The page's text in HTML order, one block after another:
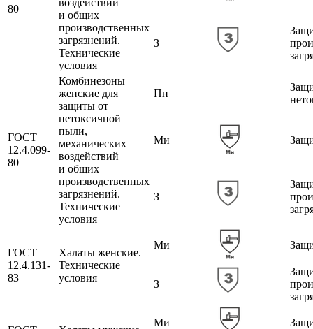
80
воздействий
и общих
производственных
загрязнений.
Технические
условия
З
ГОСТ
12.4.099-
80
Комбинезоны
женские для
защиты от
нетоксичной
пыли,
механических
воздействий
и общих
производственных
загрязнений.
Технические
условия
Пн
Ми
З
ГОСТ
12.4.131-
83
Халаты женские.
Технические
условия
Ми
З
Ми